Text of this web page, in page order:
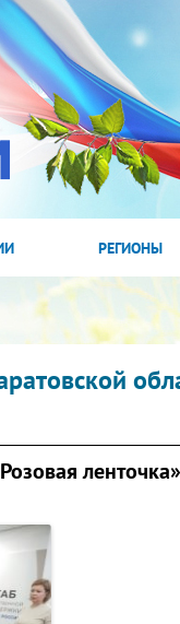
РЕГИОНЫ
ленточка»